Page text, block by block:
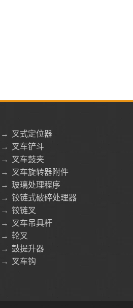
→ 叉式定位器
→ 叉车铲斗
→ 叉车鼓夹
→ 叉车旋转器附件
→玻璃处理程序
→铰链式破碎处理器
→铰链叉
→ 叉车吊具杆
→轮叉
→鼓提升器
→ 叉车钩